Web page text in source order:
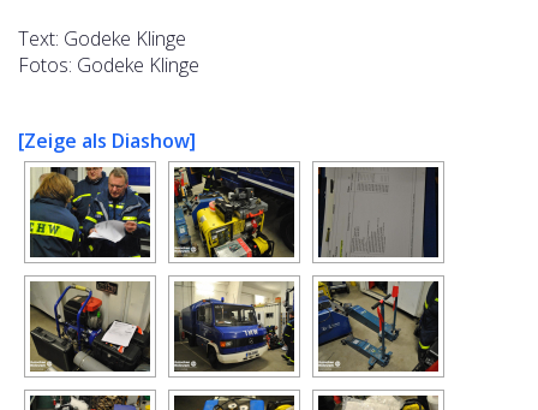
Text: Godeke Klinge
Fotos: Godeke Klinge
[Zeige als Diashow]